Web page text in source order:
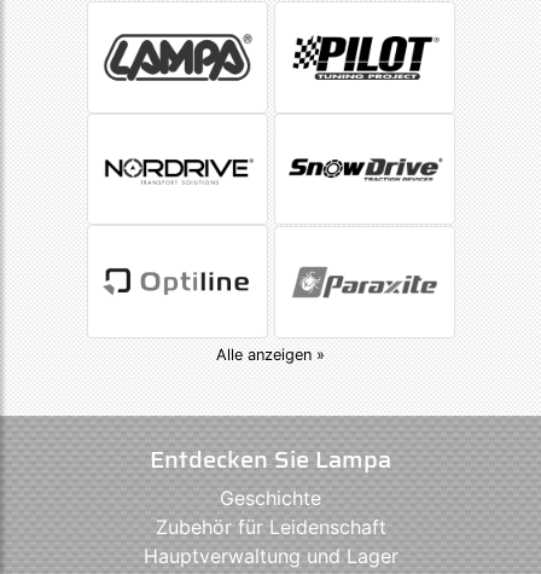
Alle anzeigen »
Entdecken Sie Lampa
Geschichte
Zubehör für Leidenschaft
Hauptverwaltung und Lager